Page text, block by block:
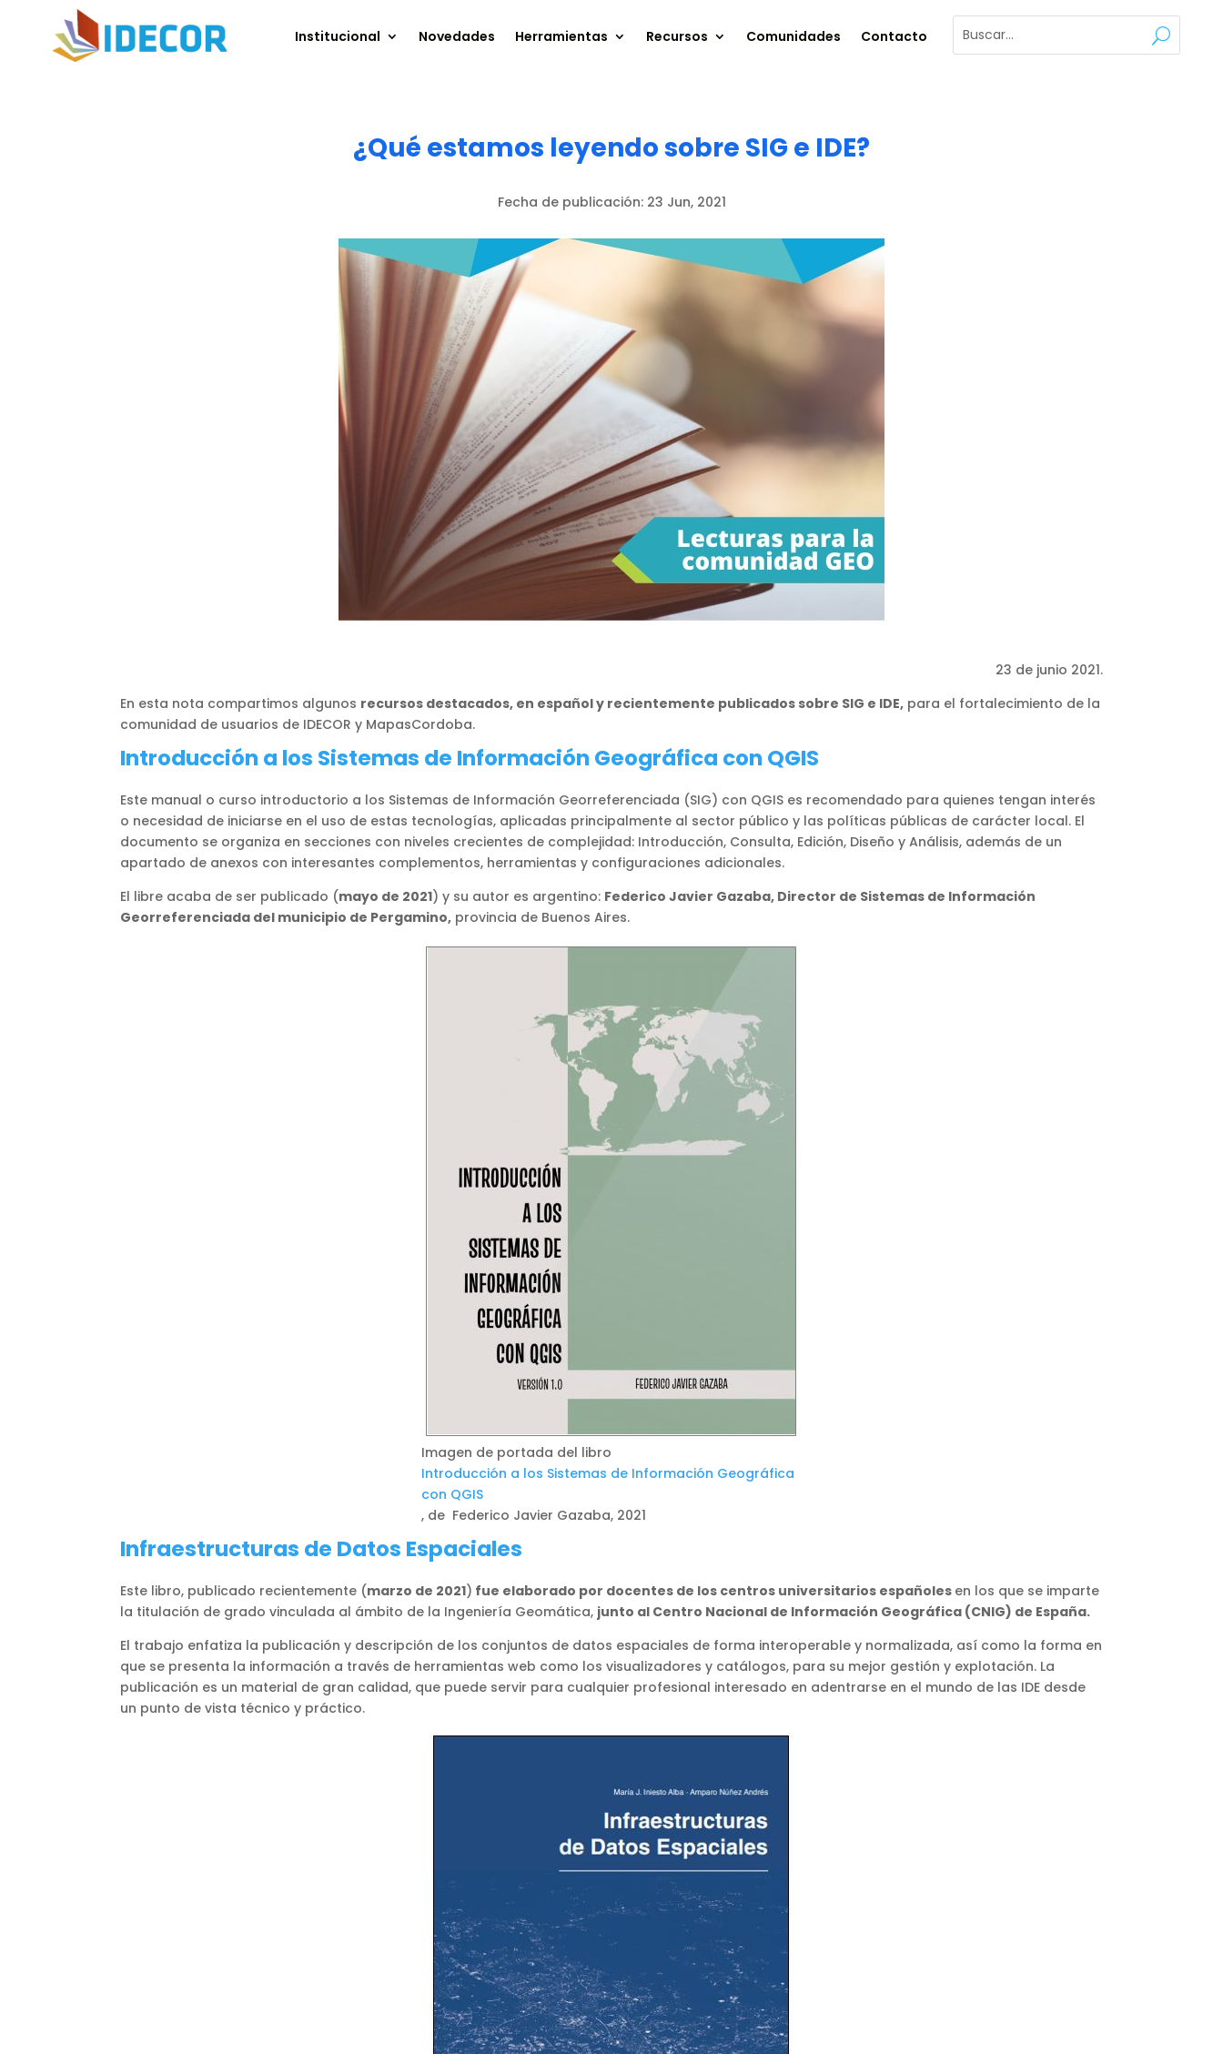
Institucional Novedades Herramientas Recursos Comunidades Contacto
¿Qué estamos leyendo sobre SIG e IDE?
Fecha de publicación: 23 Jun, 2021
23 de junio 2021.
En esta nota compartimos algunos recursos destacados, en español y recientemente publicados sobre SIG e IDE, para el fortalecimiento de la
comunidad de usuarios de IDECOR y MapasCordoba.
Introducción a los Sistemas de Información Geográfica con QGIS
Este manual o curso introductorio a los Sistemas de Información Georreferenciada (SIG) con QGIS es recomendado para quienes tengan interés
o necesidad de iniciarse en el uso de estas tecnologías, aplicadas principalmente al sector público y las políticas públicas de carácter local. El
documento se organiza en secciones con niveles crecientes de complejidad: Introducción, Consulta, Edición, Diseño y Análisis, además de un
apartado de anexos con interesantes complementos, herramientas y configuraciones adicionales.
El libre acaba de ser publicado (mayo de 2021) y su autor es argentino: Federico Javier Gazaba, Director de Sistemas de Información
Georreferenciada del municipio de Pergamino, provincia de Buenos Aires.
Imagen de portada del libro
Introducción a los Sistemas de Información Geográfica
con QGIS
, de Federico Javier Gazaba, 2021
Infraestructuras de Datos Espaciales
Este libro, publicado recientemente (marzo de 2021) fue elaborado por docentes de los centros universitarios españoles en los que se imparte
la titulación de grado vinculada al ámbito de la Ingeniería Geomática, junto al Centro Nacional de Información Geográfica (CNIG) de España.
El trabajo enfatiza la publicación y descripción de los conjuntos de datos espaciales de forma interoperable y normalizada, así como la forma en
que se presenta la información a través de herramientas web como los visualizadores y catálogos, para su mejor gestión y explotación. La
publicación es un material de gran calidad, que puede servir para cualquier profesional interesado en adentrarse en el mundo de las IDE desde
un punto de vista técnico y práctico.